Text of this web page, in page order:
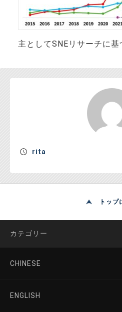
主としてSNEリサーチに
rita
トップ
カテゴリー
CHINESE
ENGLISH